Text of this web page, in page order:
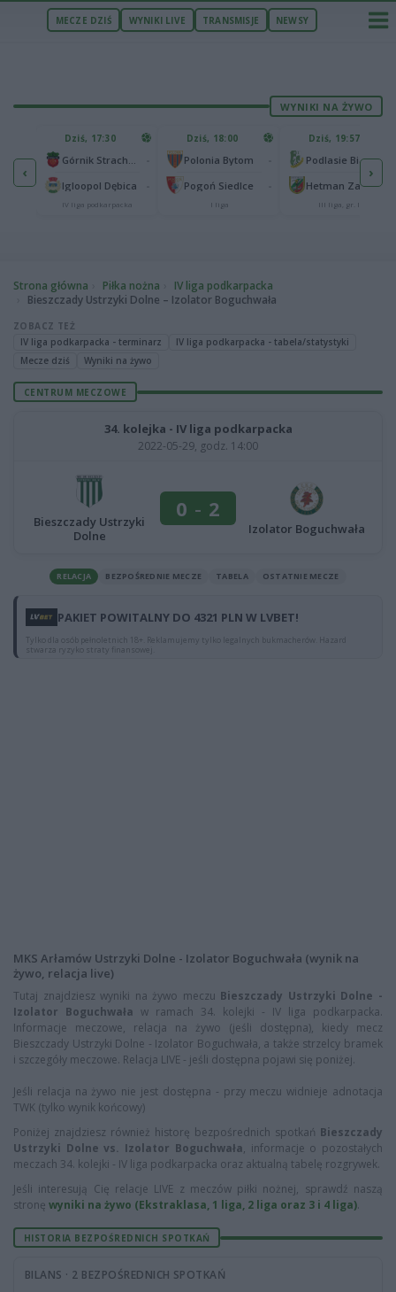
MECZE DZIŚ WYNIKI LIVE TRANSMISJE NEWSY
WYNIKI NA ŻYWO
‹
65
25
Dziś, 17:30
Igloopol Dębica
IV liga podkarpacka
Dziś, 18:00
Polonia Bytom
Pogoń Siedlce
I liga
Dziś, 19:57
Podlasie Biała Podlaska
Hetman Zamość
III liga, gr. IV
›
Strona główna Piłka nożna
IV liga podkarpacka
Bieszczady Ustrzyki Dolne – Izolator Boguchwała
ZOBACZ TEŻ
IV liga podkarpacka - terminarz
IV liga podkarpacka - tabela/statystyki
Mecze dziś
Wyniki na żywo
CENTRUM MECZOWE
34. kolejka - IV liga podkarpacka
2022-05-29, godz. 14:00
Bieszczady Ustrzyki
Dolne
0 - 2
Izolator Boguchwała
RELACJA BEZPOŚREDNIE MECZE TABELA OSTATNIE MECZE
PAKIET POWITALNY DO 4321 PLN W LVBET!
Tylko dla osób pełnoletnich 18+. Reklamujemy tylko legalnych bukmacherów. Hazard
stwarza ryzyko straty finansowej.
MKS Arłamów Ustrzyki Dolne - Izolator Boguchwała (wynik na
żywo, relacja live)
Tutaj znajdziesz wyniki na żywo meczu Bieszczady Ustrzyki Dolne -
Izolator Boguchwała w ramach 34. kolejki - IV liga podkarpacka.
Informacje meczowe, relacja na żywo (jeśli dostępna), kiedy mecz
Bieszczady Ustrzyki Dolne - Izolator Boguchwała, a także strzelcy bramek
i szczegóły meczowe. Relacja LIVE - jeśli dostępna pojawi się poniżej.
Jeśli relacja na żywo nie jest dostępna - przy meczu widnieje adnotacja
TWK (tylko wynik końcowy)
Poniżej znajdziesz również historę bezpośrednich spotkań Bieszczady
Ustrzyki Dolne vs. Izolator Boguchwała, informacje o pozostałych
meczach 34. kolejki - IV liga podkarpacka oraz aktualną tabelę rozgrywek.
Jeśli interesują Cię relacje LIVE z meczów piłki nożnej, sprawdź naszą
stronę wyniki na żywo (Ekstraklasa, 1 liga, 2 liga oraz 3 i 4 liga).
HISTORIA BEZPOŚREDNICH SPOTKAŃ
BILANS · 2 BEZPOŚREDNICH SPOTKAŃ